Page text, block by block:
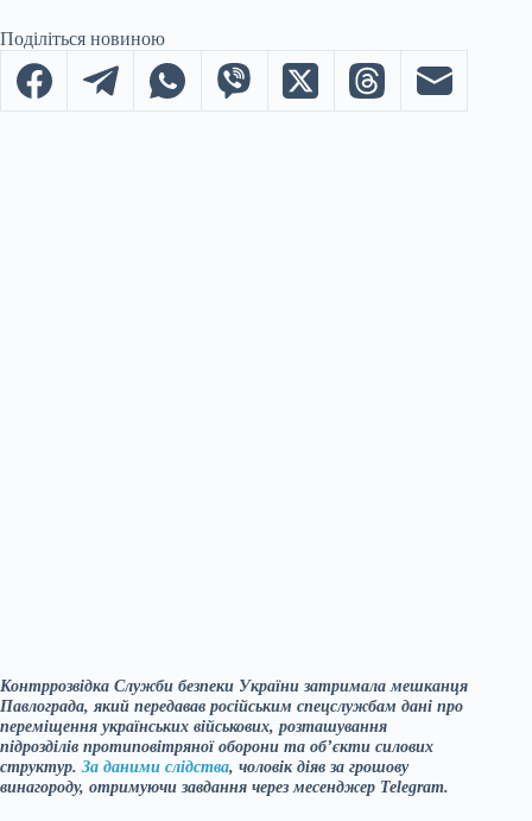
Поділіться новиною
Контррозвідка Служби безпеки України затримала мешканця
Павлограда, який передавав російським спецслужбам дані про
переміщення українських військових, розташування
підрозділів протиповітряної оборони та об’єкти силових
структур. За даними слідства, чоловік діяв за грошову
винагороду, отримуючи завдання через месенджер Telegram.